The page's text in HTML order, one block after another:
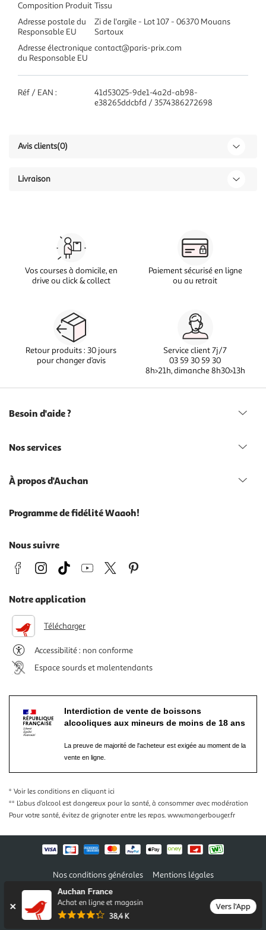
Auchan France
Achat en ligne et magasin
38,4 K
Vers l'App
Composition Produit Tissu
Adresse postale du
Responsable EU
Zi de l'argile - Lot 107 - 06370 Mouans
Sartoux
Adresse électronique
du Responsable EU
contact@paris-prix.com
Réf / EAN :
41d53025-9de1-4a2d-ab98-
e38265ddcbfd / 3574386272698
Avis clients(0)
Livraison
Vos courses à domicile, en
drive ou click & collect
Paiement sécurisé en ligne
ou au retrait
Retour produits : 30 jours
pour changer d’avis
Service client 7j/7
03 59 30 59 30
8h>21h, dimanche 8h30>13h
Besoin d'aide ?
Nos services
À propos d'Auchan
Programme de fidélité Waaoh!
Nous suivre
Notre application
Télécharger
Accessibilité : non conforme
Espace sourds et malentendants
Interdiction de vente de boissons
alcooliques aux mineurs de moins de 18 ans
La preuve de majorité de l'acheteur est exigée au moment de la
vente en ligne.
* Voir les conditions en cliquant ici
** L’abus d’alcool est dangereux pour la santé, à consommer avec modération
Pour votre santé, évitez de grignoter entre les repas. www.mangerbouger.fr
Nos conditions générales
Mentions légales
Conditions des offres et promotions
Politique de confidentialité
Informations légales marketplace
Auchan 2026 © Tous droits réservés